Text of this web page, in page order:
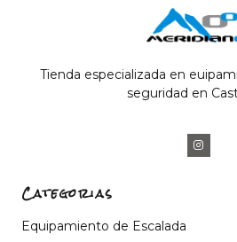
Tienda especializada en
seguridad en
Categorias
Equipamiento de Escalada